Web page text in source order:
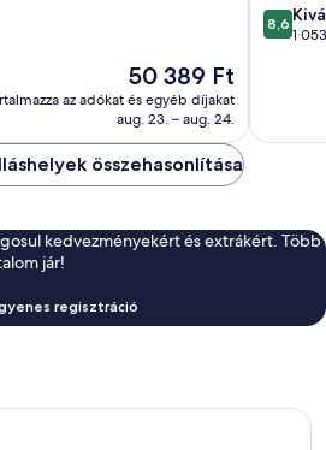
Az
ár
50 389 Ft
50 389 Ft
az adókat és egyéb díjakat
aug. 23. – aug. 24.
8.6
8,6
1
összehasonlítása
kedvezményekért és extrákért. Több
jár!
regisztráció